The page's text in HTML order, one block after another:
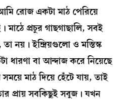
রোজ একটা মাঠ পেরিয়ে
মাঠে প্রচুর গাছগাছালি, সবই
নয়। ইন্দ্রিয়গুলো ও মস্তিস্ক
ধারণা বা আন্দাজ করে নিয়েছে
মাঠ দিয়ে হেঁটে যায়, তাই
প্রায় সবকিছুই সবুজ। যখন